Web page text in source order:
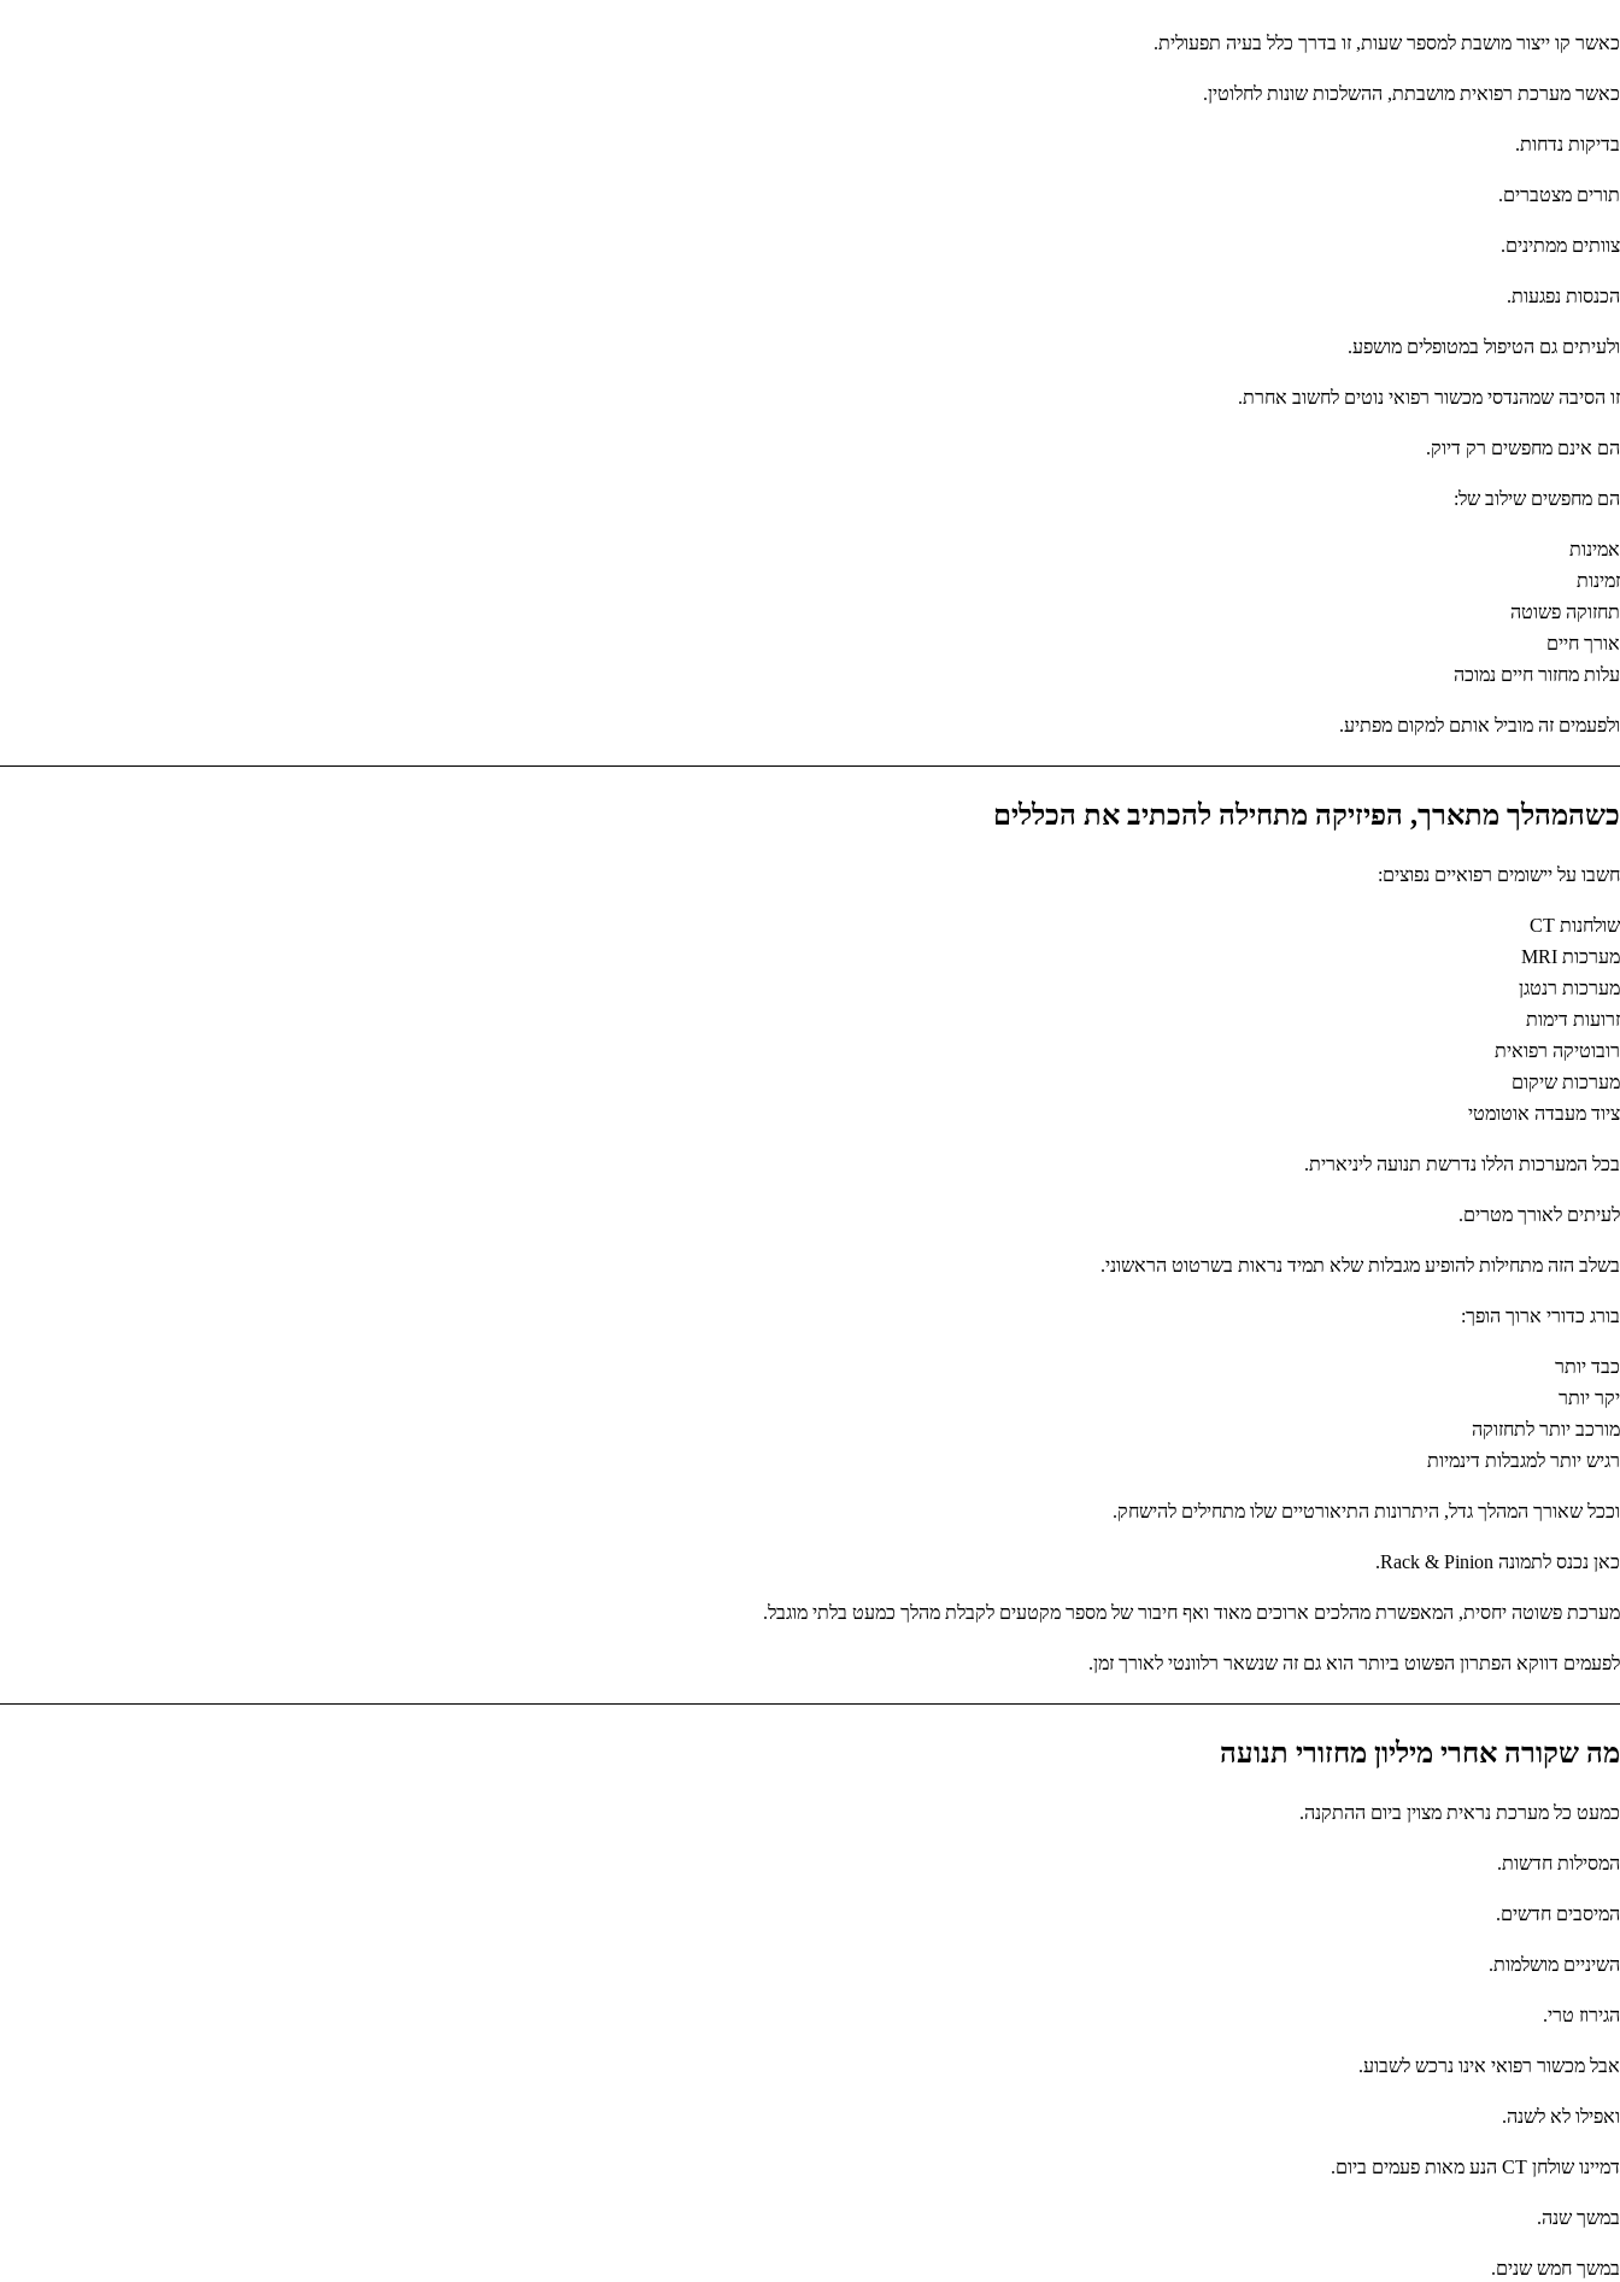
כאשר קו ייצור מושבת למספר שעות, זו בדרך כלל בעיה תפעולית.
כאשר מערכת רפואית מושבתת, ההשלכות שונות לחלוטין.
בדיקות נדחות.
תורים מצטברים.
צוותים ממתינים.
הכנסות נפגעות.
ולעיתים גם הטיפול במטופלים מושפע.
זו הסיבה שמהנדסי מכשור רפואי נוטים לחשוב אחרת.
הם אינם מחפשים רק דיוק.
הם מחפשים שילוב של:
אמינות
זמינות
תחזוקה פשוטה
אורך חיים
עלות מחזור חיים נמוכה
ולפעמים זה מוביל אותם למקום מפתיע.
כשהמהלך מתארך, הפיזיקה מתחילה להכתיב את הכללים
חשבו על יישומים רפואיים נפוצים:
שולחנות CT
מערכות MRI
מערכות רנטגן
זרועות דימות
רובוטיקה רפואית
מערכות שיקום
ציוד מעבדה אוטומטי
בכל המערכות הללו נדרשת תנועה ליניארית.
לעיתים לאורך מטרים.
בשלב הזה מתחילות להופיע מגבלות שלא תמיד נראות בשרטוט הראשוני.
בורג כדורי ארוך הופך:
כבד יותר
יקר יותר
מורכב יותר לתחזוקה
רגיש יותר למגבלות דינמיות
וככל שאורך המהלך גדל, היתרונות התיאורטיים שלו מתחילים להישחק.
כאן נכנס לתמונה Rack & Pinion.
מערכת פשוטה יחסית, המאפשרת מהלכים ארוכים מאוד ואף חיבור של מספר מקטעים לקבלת מהלך כמעט בלתי מוגבל.
לפעמים דווקא הפתרון הפשוט ביותר הוא גם זה שנשאר רלוונטי לאורך זמן.
מה שקורה אחרי מיליון מחזורי תנועה
כמעט כל מערכת נראית מצוין ביום ההתקנה.
המסילות חדשות.
המיסבים חדשים.
השיניים מושלמות.
הגירוז טרי.
אבל מכשור רפואי אינו נרכש לשבוע.
ואפילו לא לשנה.
דמיינו שולחן CT הנע מאות פעמים ביום.
במשך שנה.
במשך חמש שנים.